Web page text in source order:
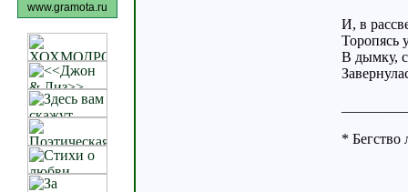
www.gramota.ru
И, в
Торопясь
В дымку,
*